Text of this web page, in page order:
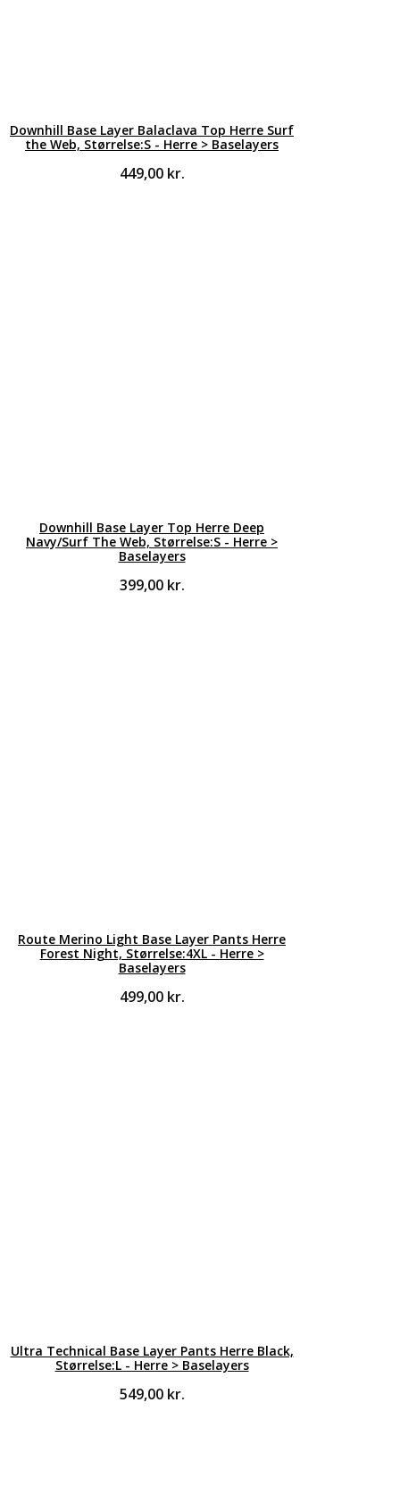
Downhill Base Layer Balaclava Top Herre Surf
the Web, Størrelse:S - Herre > Baselayers
449,00 kr.
Downhill Base Layer Top Herre Deep
Navy/Surf The Web, Størrelse:S - Herre >
Baselayers
399,00 kr.
Route Merino Light Base Layer Pants Herre
Forest Night, Størrelse:4XL - Herre >
Baselayers
499,00 kr.
Ultra Technical Base Layer Pants Herre Black,
Størrelse:L - Herre > Baselayers
549,00 kr.